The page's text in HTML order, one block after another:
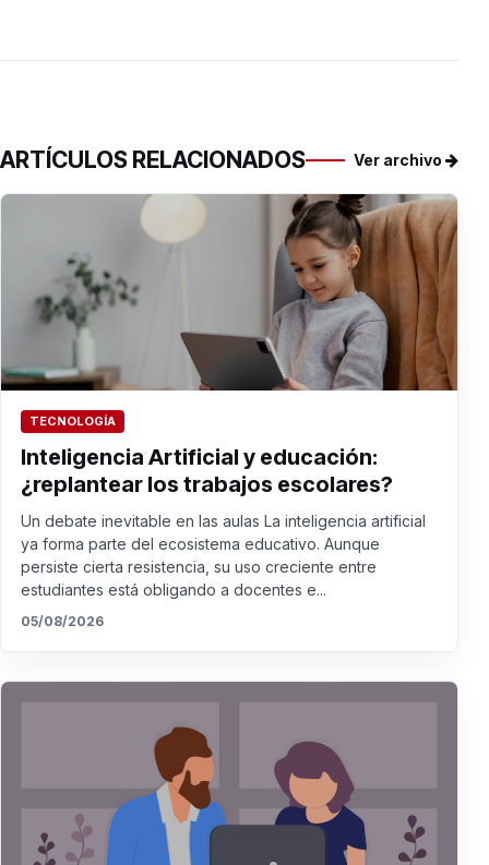
ARTÍCULOS RELACIONADOS Ver archivo
TECNOLOGÍA
Inteligencia Artificial y educación:
¿replantear los trabajos escolares?
Un debate inevitable en las aulas La inteligencia artificial
ya forma parte del ecosistema educativo. Aunque
persiste cierta resistencia, su uso creciente entre
estudiantes está obligando a docentes e...
05/08/2026